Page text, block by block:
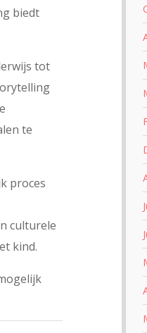
biedt
tot
te
proces
culturele
kind.